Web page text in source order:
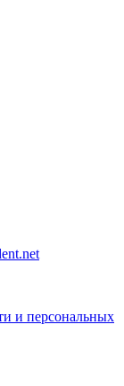
и персональных